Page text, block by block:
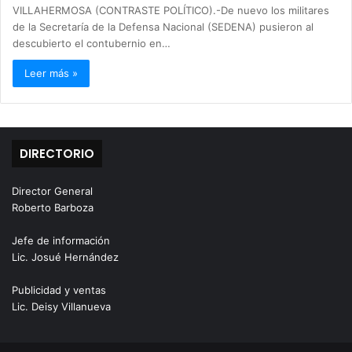
VILLAHERMOSA (CONTRASTE POLÍTICO).-De nuevo los militares
de la Secretaría de la Defensa Nacional (SEDENA) pusieron al
descubierto el contubernio en…
Leer más »
DIRECTORIO
Director General
Roberto Barboza
Jefe de información
Lic. Josué Hernández
Publicidad y ventas
Lic. Deisy Villanueva